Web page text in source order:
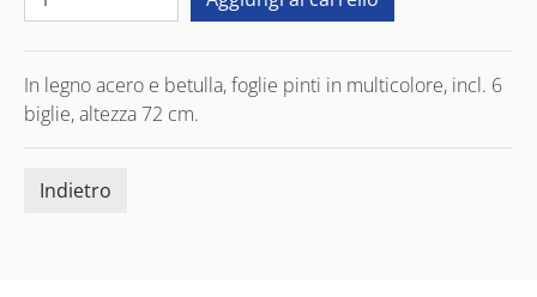
In legno acero e betulla, foglie pinti in multicolore, incl. 6
biglie, altezza 72 cm.
Indietro